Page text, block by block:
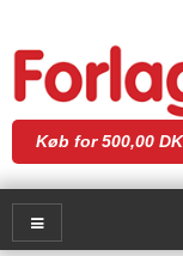
Køb for 500,00